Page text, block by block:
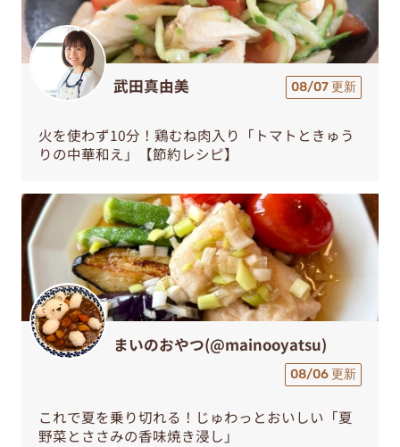
武田真由美 08/07 更新
火を使わず10分！鶏むね肉入り「トマトときゅう
りの中華和え」【節約レシピ】
まいのおやつ(@mainooyatsu)
08/06 更新
これで夏を乗り切れる！じゅわっとおいしい「夏
野菜とささみの香味焼き浸し」